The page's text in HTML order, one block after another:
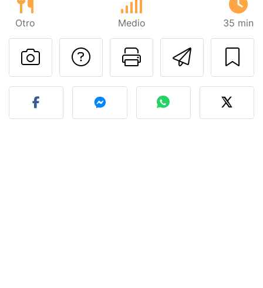
Otro Medio 35 min
Imprimir
Preguntar al autor
Publicar la foto de esta